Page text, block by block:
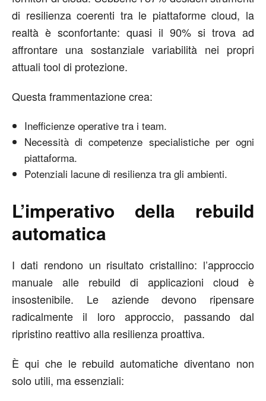
di resilienza coerenti tra le piattaforme cloud, la
realtà è sconfortante: quasi il 90% si trova ad
affrontare una sostanziale variabilità nei propri
attuali tool di protezione.
Questa frammentazione crea:
Inefficienze operative tra i team.
Necessità di competenze specialistiche per ogni
piattaforma.
Potenziali lacune di resilienza tra gli ambienti.
L’imperativo della rebuild
automatica
I dati rendono un risultato cristallino: l’approccio
manuale alle rebuild di applicazioni cloud è
insostenibile. Le aziende devono ripensare
radicalmente il loro approccio, passando dal
ripristino reattivo alla resilienza proattiva.
È qui che le rebuild automatiche diventano non
solo utili, ma essenziali: